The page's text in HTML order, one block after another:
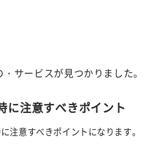
サービスが見つかりました。
に注意すべきポイント
注意すべきポイントになります。